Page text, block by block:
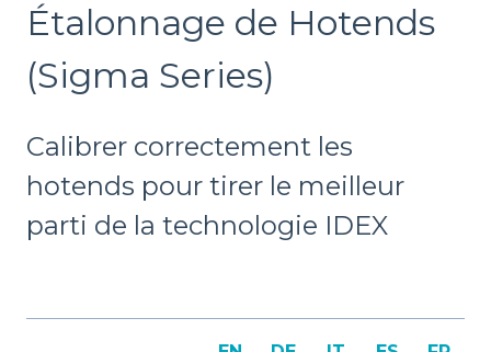
Étalonnage de Hotends
(Sigma Series)
Calibrer correctement les
hotends pour tirer le meilleur
parti de la technologie IDEX